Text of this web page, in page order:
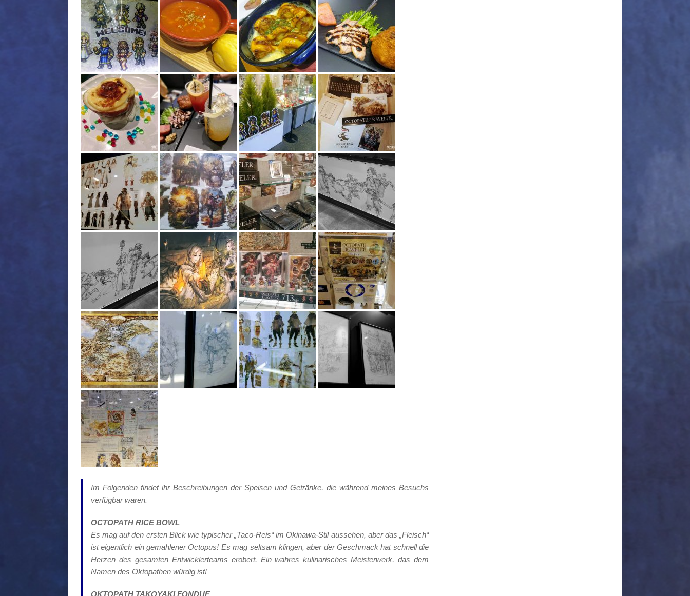
Im Folgenden findet ihr Beschreibungen der Speisen und Getränke, die während meines Besuchs
verfügbar waren.
OCTOPATH RICE BOWL
Es mag auf den ersten Blick wie typischer „Taco-Reis“ im Okinawa-Stil aussehen, aber das „Fleisch“
ist eigentlich ein gemahlener Octopus! Es mag seltsam klingen, aber der Geschmack hat schnell die
Herzen des gesamten Entwicklerteams erobert. Ein wahres kulinarisches Meisterwerk, das dem
Namen des Oktopathen würdig ist!